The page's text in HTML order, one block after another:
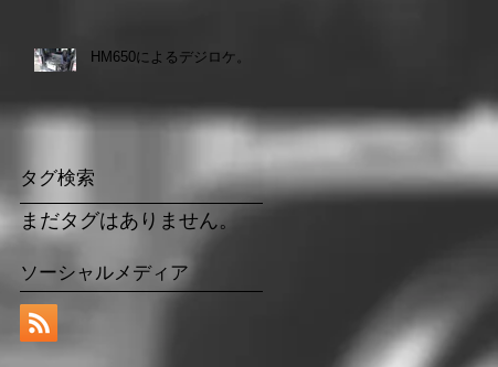
HM650によるデジロケ。
タグ検索
まだタグはありません。
ソーシャルメディア